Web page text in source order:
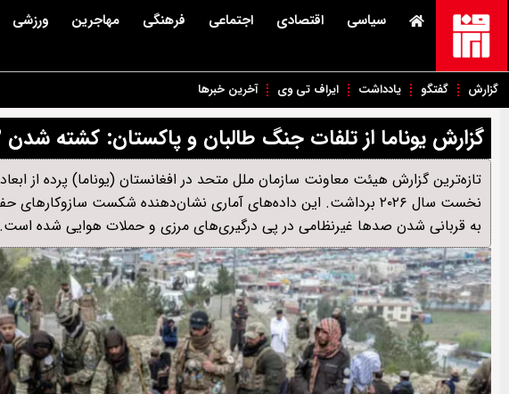
سیاسی اقتصادی اجتماعی فرهنگی مهاجرین ورزشی
گزارش گفتگو یادداشت ایراف تی وی آخرین خبرها
گزارش یوناما از تلفات جنگ طالبان و پاکستان: کشته شدن ۳۷۲ نفر در ۳ ماه
تازه‌ترین گزارش هیئت معاونت سازمان ملل متحد در افغانستان (یوناما) پرده از
نخست سال ۲۰۲۶ برداشت. این داده‌های آماری نشان‌دهنده شکست
به قربانی شدن صدها غیرنظامی در پی درگیری‌های مرزی و حملات هوایی شده است.